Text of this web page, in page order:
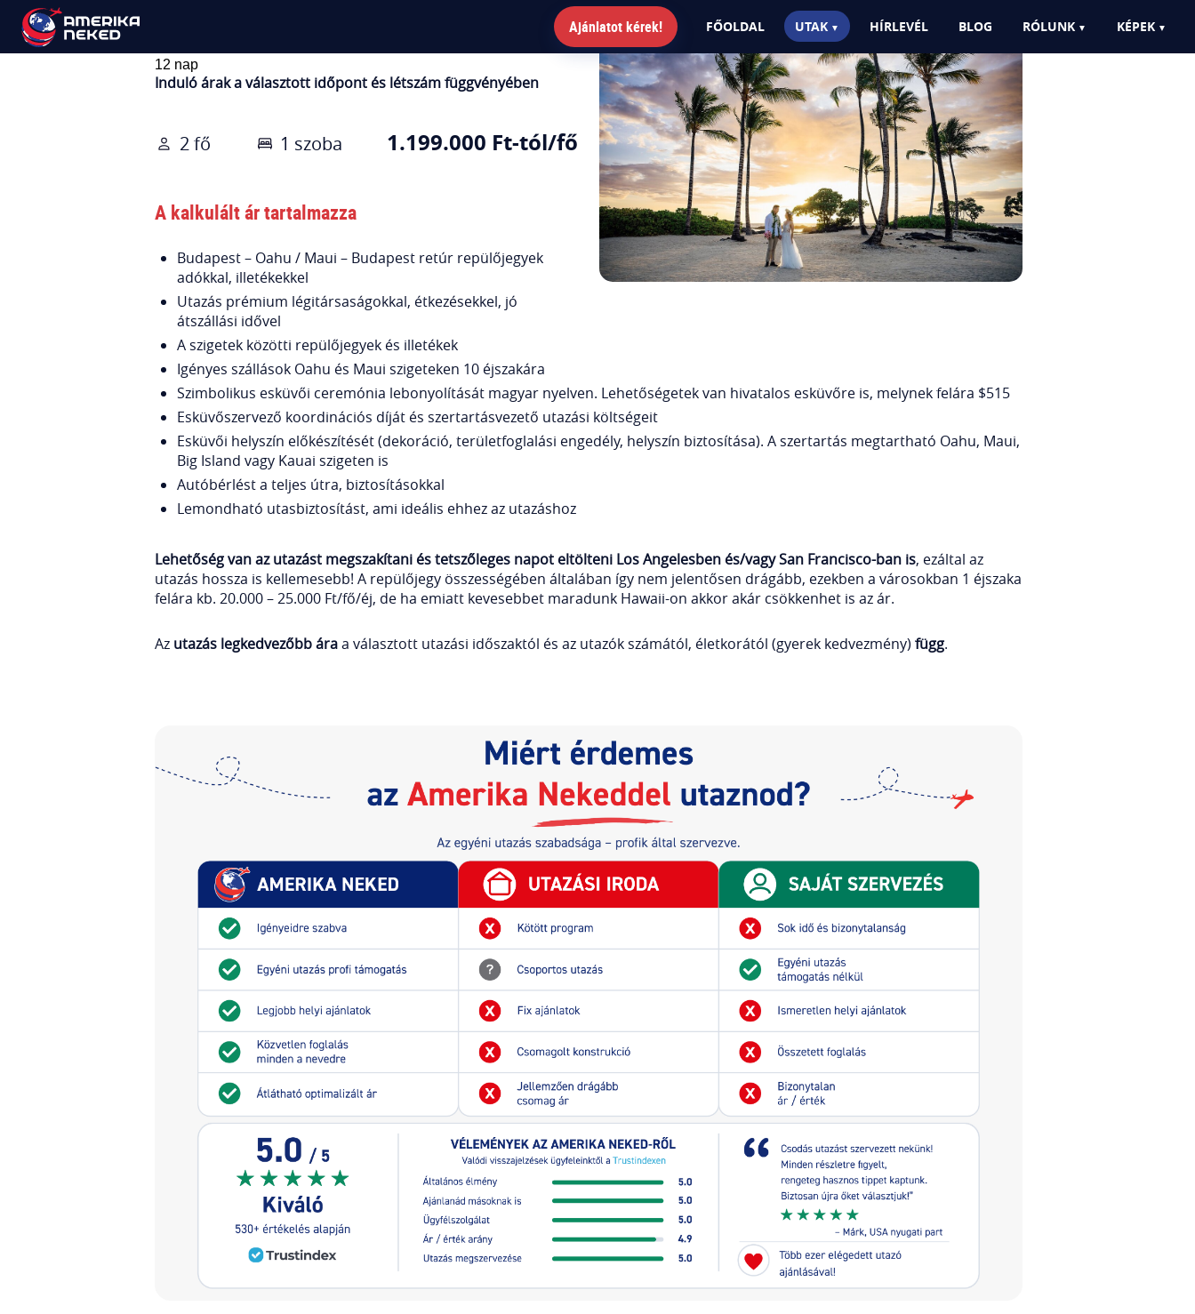
FŐOLDAL UTAK HÍRLEVÉL BLOG RÓLUNK KÉPEK
Ajánlatot kérek!
12 nap
Induló árak a választott időpont és létszám függvényében
2 fő 1 szoba 1.199.000 Ft-tól/fő
A kalkulált ár tartalmazza
Budapest – Oahu / Maui – Budapest retúr repülőjegyek
adókkal, illetékekkel
Utazás prémium légitársaságokkal, étkezésekkel, jó
átszállási idővel
A szigetek közötti repülőjegyek és illetékek
Igényes szállások Oahu és Maui szigeteken 10 éjszakára
Szimbolikus esküvői ceremónia lebonyolítását magyar nyelven. Lehetőségetek van hivatalos esküvőre is, melynek felára $515
Esküvőszervező koordinációs díját és szertartásvezető utazási költségeit
Esküvői helyszín előkészítését (dekoráció, területfoglalási engedély, helyszín biztosítása). A szertartás megtartható Oahu, Maui,
Big Island vagy Kauai szigeten is
Autóbérlést a teljes útra, biztosításokkal
Lemondható utasbiztosítást, ami ideális ehhez az utazáshoz
Lehetőség van az utazást megszakítani és tetszőleges napot eltölteni Los Angelesben és/vagy San Francisco-ban is, ezáltal az
utazás hossza is kellemesebb! A repülőjegy összességében általában így nem jelentősen drágább, ezekben a városokban 1 éjszaka
felára kb. 20.000 – 25.000 Ft/fő/éj, de ha emiatt kevesebbet maradunk Hawaii-on akkor akár csökkenhet is az ár.
Az utazás legkedvezőbb áraa választott utazási időszaktól és az utazók számától, életkorától (gyerek kedvezmény) függ.